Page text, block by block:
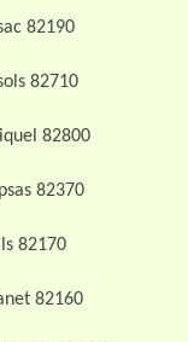
82190
82710
82800
82370
82170
82160